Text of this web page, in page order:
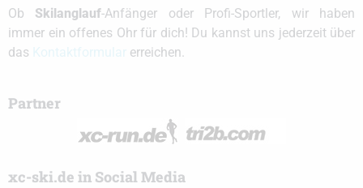
Ob Skilanglauf-Anfänger oder Profi-Sportler, wir haben
immer ein offenes Ohr für dich! Du kannst uns jederzeit über
das
erreichen.
Partner
xc-ski.de in Social Media